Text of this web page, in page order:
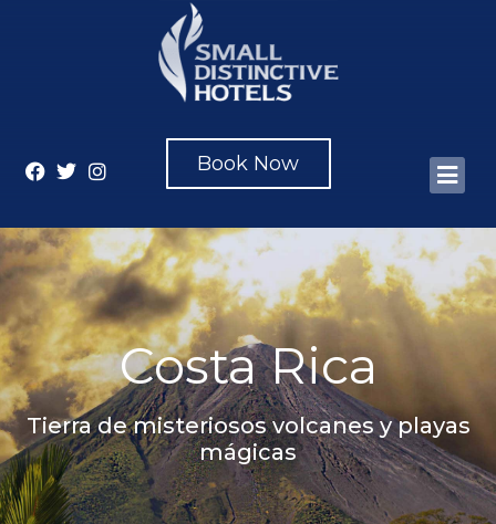
Book Now
Costa Rica
Tierra de misteriosos volcanes y playas
mágicas